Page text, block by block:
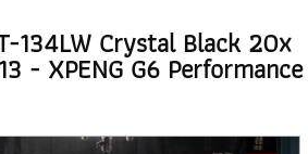
134LW Crystal Black 20x
- XPENG G6 Performance